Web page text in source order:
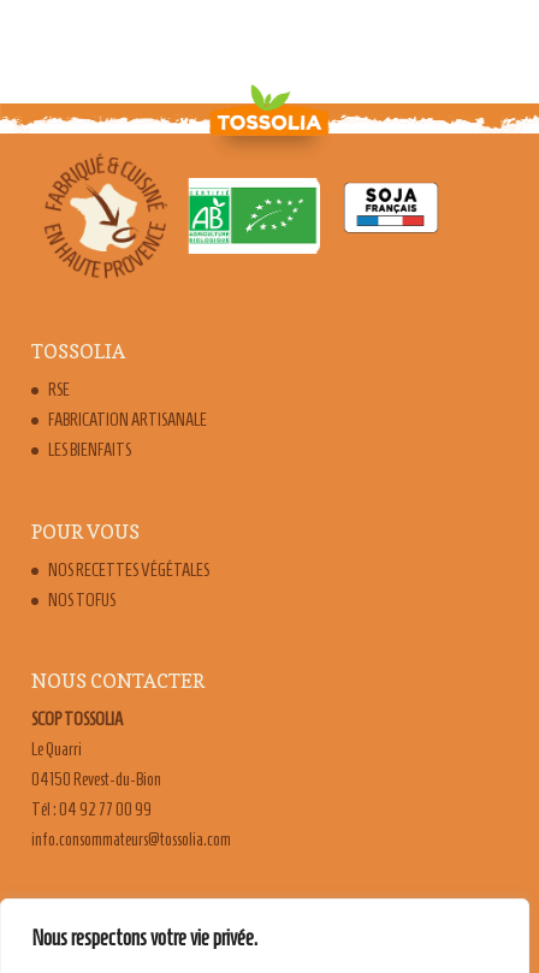
Nous respectons votre vie privée.
TOSSOLIA
RSE
FABRICATION ARTISANALE
LES BIENFAITS
POUR VOUS
NOS RECETTES VÉGÉTALES
NOS TOFUS
NOUS CONTACTER
SCOP TOSSOLIA
Le Quarri
04150 Revest-du-Bion
Tél : 04 92 77 00 99
moc.ailossot@sruetammosnoc.ofni
CONTACT & RECRUTEMENT